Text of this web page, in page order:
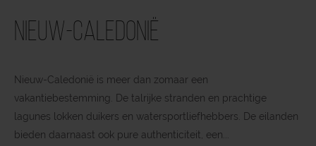
Nieuw-Caledonië
Nieuw-Caledonië is meer dan zomaar een
vakantiebestemming. De talrijke stranden en prachtige
lagunes lokken duikers en watersportliefhebbers. De eilanden
bieden daarnaast ook pure authenticiteit, een...